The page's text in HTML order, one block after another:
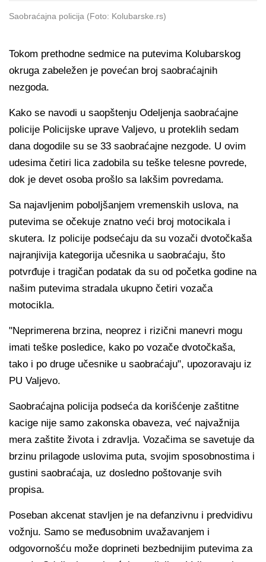
Saobraćajna policija (Foto: Kolubarske.rs)
Tokom prethodne sedmice na putevima Kolubarskog
okruga zabeležen je povećan broj saobraćajnih
nezgoda.
Kako se navodi u saopštenju Odeljenja saobraćajne
policije Policijske uprave Valjevo, u proteklih sedam
dana dogodile su se 33 saobraćajne nezgode. U ovim
udesima četiri lica zadobila su teške telesne povrede,
dok je devet osoba prošlo sa lakšim povredama.
Sa najavljenim poboljšanjem vremenskih uslova, na
putevima se očekuje znatno veći broj motocikala i
skutera. Iz policije podsećaju da su vozači dvotočkaša
najranjivija kategorija učesnika u saobraćaju, što
potvrđuje i tragičan podatak da su od početka godine na
našim putevima stradala ukupno četiri vozača
motocikla.
"Neprimerena brzina, neoprez i rizični manevri mogu
imati teške posledice, kako po vozače dvotočkaša,
tako i po druge učesnike u saobraćaju", upozoravaju iz
PU Valjevo.
Saobraćajna policija podseća da korišćenje zaštitne
kacige nije samo zakonska obaveza, već najvažnija
mera zaštite života i zdravlja. Vozačima se savetuje da
brzinu prilagode uslovima puta, svojim sposobnostima i
gustini saobraćaja, uz dosledno poštovanje svih
propisa.
Poseban akcenat stavljen je na defanzivnu i predvidivu
vožnju. Samo se međusobnim uvažavanjem i
odgovornošću može doprineti bezbednijim putevima za